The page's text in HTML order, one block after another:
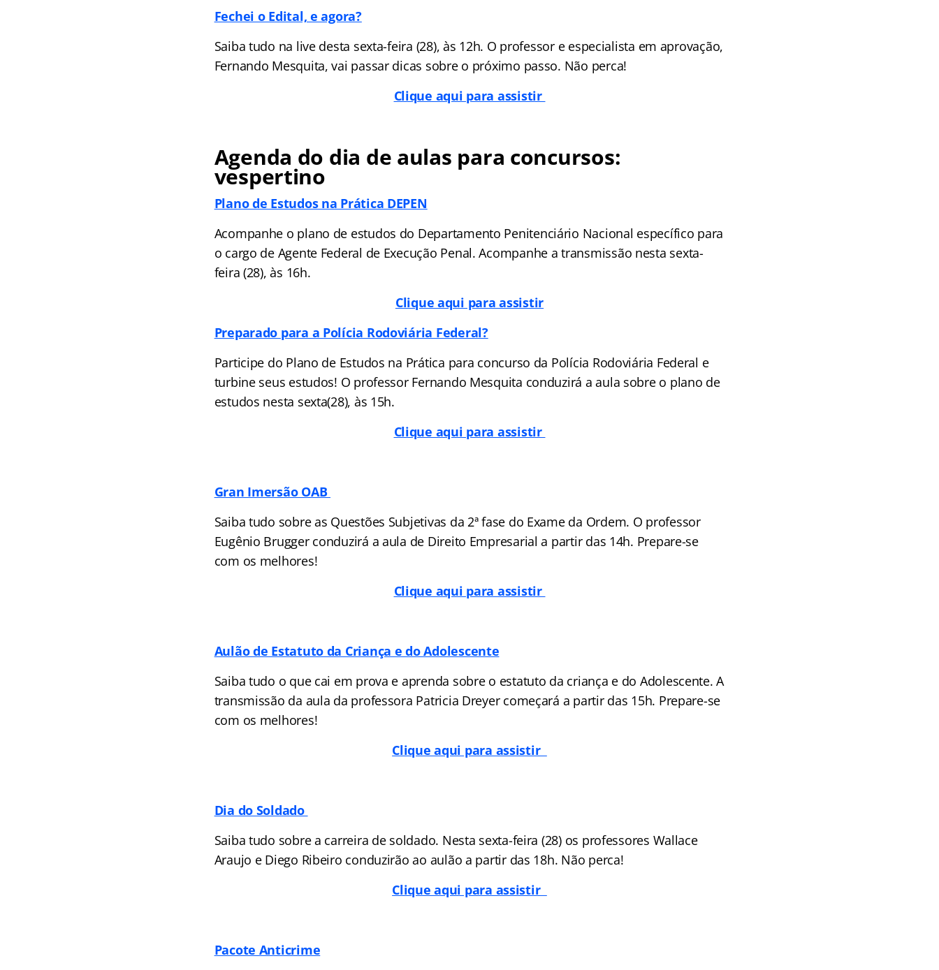
Fechei o Edital, e agora?
Saiba tudo na live desta sexta-feira (28), às 12h. O professor e especialista em aprovação,
Fernando Mesquita, vai passar dicas sobre o próximo passo. Não perca!
Clique aqui para assistir
Agenda do dia de aulas para concursos:
vespertino
Plano de Estudos na Prática DEPEN
Acompanhe o plano de estudos do Departamento Penitenciário Nacional específico para
o cargo de Agente Federal de Execução Penal. Acompanhe a transmissão nesta sexta-
feira (28), às 16h.
Clique aqui para assistir
Preparado para a Polícia Rodoviária Federal?
Participe do Plano de Estudos na Prática para concurso da Polícia Rodoviária Federal e
turbine seus estudos! O professor Fernando Mesquita conduzirá a aula sobre o plano de
estudos nesta sexta(28), às 15h.
Clique aqui para assistir
Gran Imersão OAB
Saiba tudo sobre as Questões Subjetivas da 2ª fase do Exame da Ordem. O professor
Eugênio Brugger conduzirá a aula de Direito Empresarial a partir das 14h. Prepare-se
com os melhores!
Clique aqui para assistir
Aulão de Estatuto da Criança e do Adolescente
Saiba tudo o que cai em prova e aprenda sobre o estatuto da criança e do Adolescente. A
transmissão da aula da professora Patricia Dreyer começará a partir das 15h. Prepare-se
com os melhores!
Clique aqui para assistir
Dia do Soldado
Saiba tudo sobre a carreira de soldado. Nesta sexta-feira (28) os professores Wallace
Araujo e Diego Ribeiro conduzirão ao aulão a partir das 18h. Não perca!
Clique aqui para assistir
Pacote Anticrime